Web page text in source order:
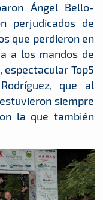
Ángel Bello-
perjudicados de
que perdieron en
a los mandos de
espectacular Top5
que al
siempre
la que también